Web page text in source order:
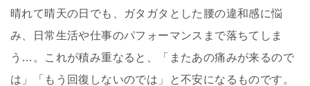
晴れて晴天の日でも、ガタガタとした腰の違和感に悩
み、日常生活や仕事のパフォーマンスまで落ちてしま
う…。これが積み重なると、「またあの痛みが来るので
は」「もう回復しないのでは」と不安になるものです。